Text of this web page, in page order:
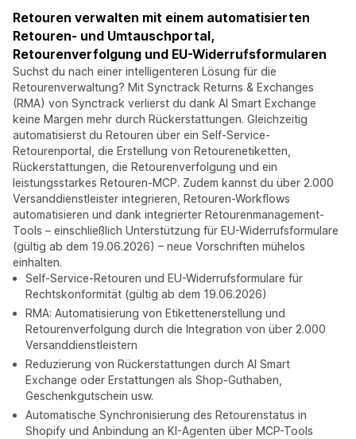
Retouren verwalten mit einem automatisierten
Retouren- und Umtauschportal,
Retourenverfolgung und EU-Widerrufsformularen
Suchst du nach einer intelligenteren Lösung für die
Retourenverwaltung? Mit Synctrack Returns & Exchanges
(RMA) von Synctrack verlierst du dank AI Smart Exchange
keine Margen mehr durch Rückerstattungen. Gleichzeitig
automatisierst du Retouren über ein Self-Service-
Retourenportal, die Erstellung von Retourenetiketten,
Rückerstattungen, die Retourenverfolgung und ein
leistungsstarkes Retouren-MCP. Zudem kannst du über 2.000
Versanddienstleister integrieren, Retouren-Workflows
automatisieren und dank integrierter Retourenmanagement-
Tools – einschließlich Unterstützung für EU-Widerrufsformulare
(gültig ab dem 19.06.2026) – neue Vorschriften mühelos
einhalten.
Self-Service-Retouren und EU-Widerrufsformulare für
Rechtskonformität (gültig ab dem 19.06.2026)
RMA: Automatisierung von Etikettenerstellung und
Retourenverfolgung durch die Integration von über 2.000
Versanddienstleistern
Reduzierung von Rückerstattungen durch AI Smart
Exchange oder Erstattungen als Shop-Guthaben,
Geschenkgutschein usw.
Automatische Synchronisierung des Retourenstatus in
Shopify und Anbindung an KI-Agenten über MCP-Tools